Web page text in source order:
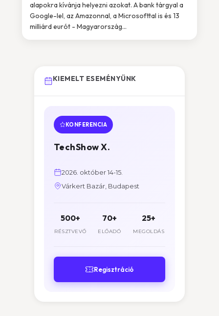
alapokra kívánja helyezni azokat. A bank tárgyal a
Google-lel, az Amazonnal, a Microsofttal is és 13
milliárd eurót - Magyarország...
KIEMELT ESEMÉNYÜNK
KONFERENCIA
TechShow X.
2026. október 14-15.
Várkert Bazár, Budapest
500+
RÉSZTVEVŐ
70+
ELŐADÓ
25+
MEGOLDÁS
Regisztráció